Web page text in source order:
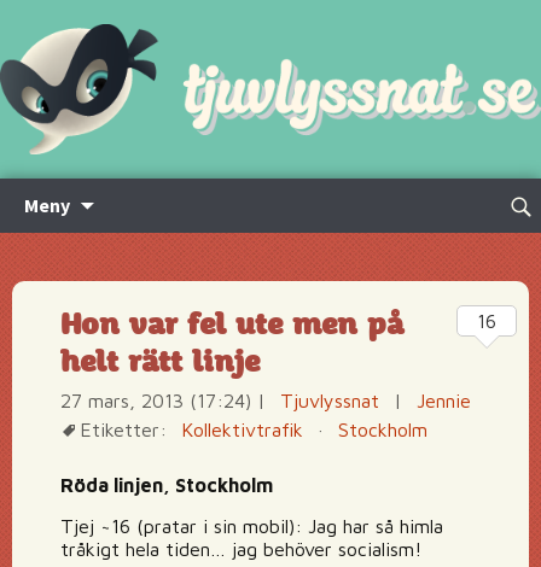
Meny
innehåll
Sök
Hon var fel ute men på
helt rätt linje
27 mars, 2013 (17:24) | Tjuvlyssnat |
Jennie
Etiketter:
Kollektivtrafik · Stockholm
Röda linjen, Stockholm
Tjej ~16 (pratar i sin mobil): Jag har så himla
tråkigt hela tiden… jag behöver socialism!
16